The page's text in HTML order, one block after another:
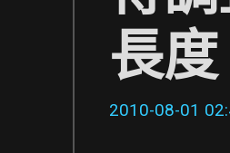
長度
2010-08-01